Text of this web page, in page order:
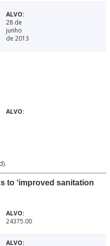
28 de
junho
de 2013
to ‘improved sanitation
24375.00